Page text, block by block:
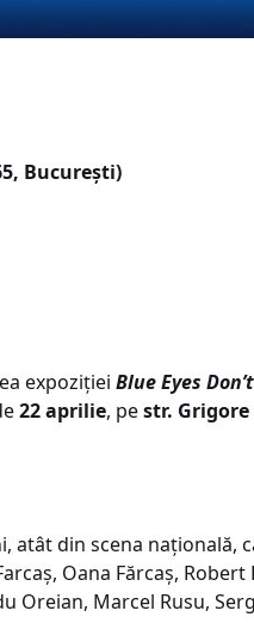
București)
expoziției Blue Eyes
22 aprilie, pestr. Grigore
din scena națională,
Oana Fărcaș,
Oreian, Marcel Rusu,